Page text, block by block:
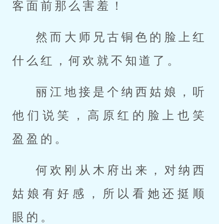
客面前那么害羞！
然而大师兄古铜色的脸上红
什么红，何欢就不知道了。
丽江地接是个纳西姑娘，听
他们说笑，高原红的脸上也笑
盈盈的。
何欢刚从木府出来，对纳西
姑娘有好感，所以看她还挺顺
眼的。